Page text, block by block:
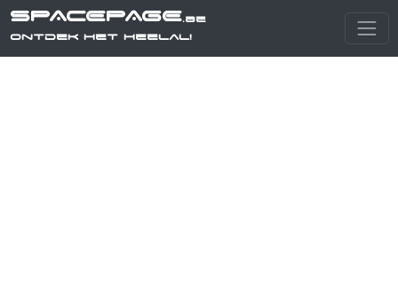
SPACEPAGE.be
Ontdek het heelal!